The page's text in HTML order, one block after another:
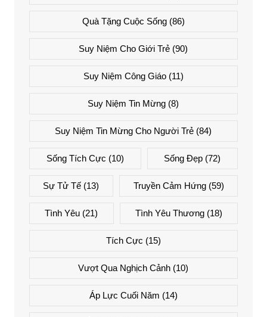
Quà Tặng Cuộc Sống(86)
Suy Niệm Cho Giới Trẻ (90)
Suy Niệm Công Giáo(11)
Suy Niệm Tin Mừng (8)
Suy Niệm Tin Mừng Cho Người Trẻ (84)
Sống Tích Cực (10) Sống Đẹp (72)
Sự Tử Tế (13) Truyền Cảm Hứng(59)
Tình Yêu (21) Tình Yêu Thương(18)
Tích Cực (15)
Vượt Qua Nghịch Cảnh (10)
Áp Lực Cuối Năm (14)